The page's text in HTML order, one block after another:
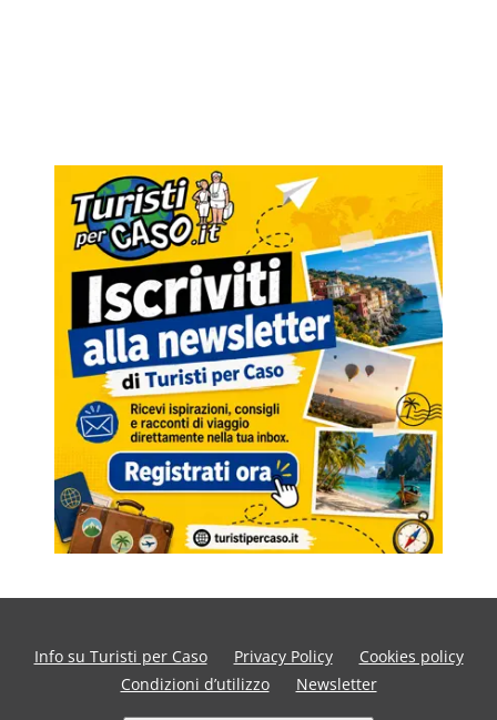
Info su Turisti per Caso Privacy Policy
Cookies policy
Condizioni d’utilizzo
Newsletter